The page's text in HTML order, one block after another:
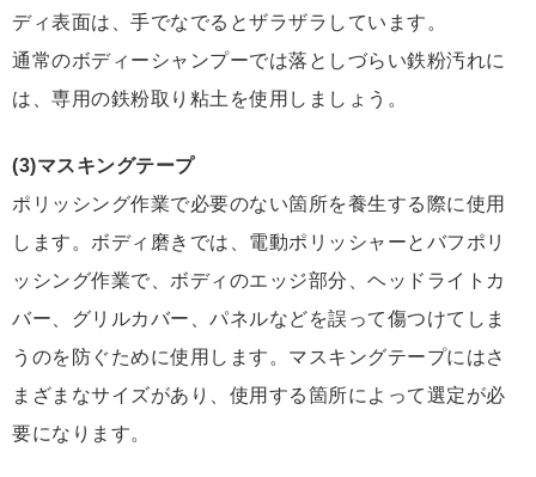
ディ表面は、手でなでるとザラザラしています。
通常のボディーシャンプーでは落としづらい鉄粉汚れに
は、専用の鉄粉取り粘土を使用しましょう。
(3)マスキングテープ
ポリッシング作業で必要のない箇所を養生する際に使用
します。ボディ磨きでは、電動ポリッシャーとバフポリ
ッシング作業で、ボディのエッジ部分、ヘッドライトカ
バー、グリルカバー、パネルなどを誤って傷つけてしま
うのを防ぐために使用します。マスキングテープにはさ
まざまなサイズがあり、使用する箇所によって選定が必
要になります。